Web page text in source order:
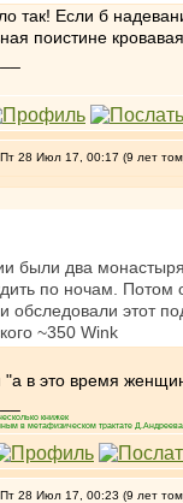
так! Если б
поистине
28 Июл 17, 00:17 (9 лет
были два
по ночам. Потом
обследовали этот
~350 Wink
"а в это время
книжек
в метафизическом трактате
28 Июл 17, 00:23 (9 лет